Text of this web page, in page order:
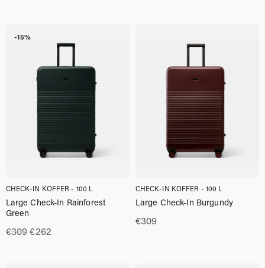
-15%
CHECK-IN KOFFER - 100 L
€309Oorspronkelijke
€262
Large Check-In Rainforest
Green
CHECK-IN KOFFER - 100 L
€309
Large Check-In Burgundy